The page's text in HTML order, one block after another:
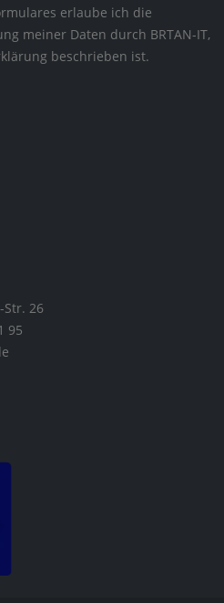
erlaube ich die
meiner Daten durch BRTAN-IT,
beschrieben ist.
26
95